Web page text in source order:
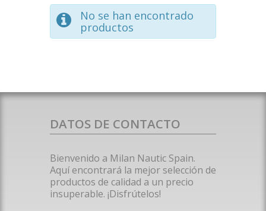
No se han encontrado
productos
DATOS DE CONTACTO
Bienvenido a Milan Nautic Spain.
Aquí encontrará la mejor selección de
productos de calidad a un precio
insuperable. ¡Disfrútelos!